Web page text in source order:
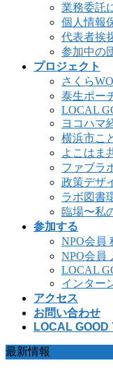
業務委託
個人情報
代表者挨
参加中の
プロジェクト
さくら
泰生ポー
LOCAL
ヨコハマ
横浜市こ
よこはま
ファブラ
政策デザ
ラボ図書
臨場〜私
参加する
NPO会員
NPO会員
LOCAL
インター
アクセス
お問い合わせ
LOCAL
最新情報